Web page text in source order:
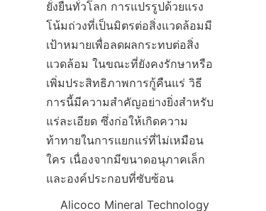
ยั่งยืนทั่วโลก การแปรรูปด้วยแรง
โน้มถ่วงที่เป็นมิตรต่อสิ่งแวดล้อมมี
เป้าหมายเพื่อลดผลกระทบต่อสิ่ง
แวดล้อม ในขณะที่ยังคงรักษาหรือ
เพิ่มประสิทธิภาพการกู้คืนแร่ วิธี
การนี้มีความสำคัญอย่างยิ่งสำหรับ
แร่ละเอียด ซึ่งก่อให้เกิดความ
ท้าทายในการแยกแร่ที่ไม่เหมือน
ใคร เนื่องจากมีขนาดอนุภาคเล็ก
และองค์ประกอบที่ซับซ้อน